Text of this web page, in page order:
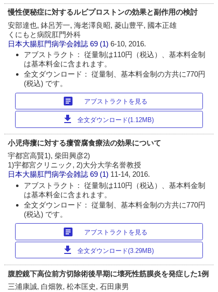
慢性便秘症に対するルビプロストンの効果と副作用の検討
安部達也, 鉢呂芳一, 海老澤良昭, 菱山豊平, 國本正雄
くにもと病院肛門外科
日本大腸肛門病学会雑誌 69 (1)6-10, 2016.
アブストラクト： 従量制は110円（税込）、基本料金制
は基本料金に含まれます。
全文ダウンロード： 従量制、基本料金制の方共に770円
(税込) です。
article アブストラクトを見る
download 全文ダウンロード(1.12MB)
小児痔瘻に対する瘻管腐食療法の効果について
宇都宮高賢1), 柴田興彦2)
1)宇都宮クリニック, 2)大分大学名誉教授
日本大腸肛門病学会雑誌 69 (1) 11-14, 2016.
アブストラクト： 従量制は110円（税込）、基本料金制
は基本料金に含まれます。
全文ダウンロード： 従量制、基本料金制の方共に770円
(税込) です。
article アブストラクトを見る
download 全文ダウンロード(3.29MB)
腹腔鏡下高位前方切除術後早期に壊死性筋膜炎を発症した1例
三浦康誠, 白畑敦, 松本匡史, 石田康男